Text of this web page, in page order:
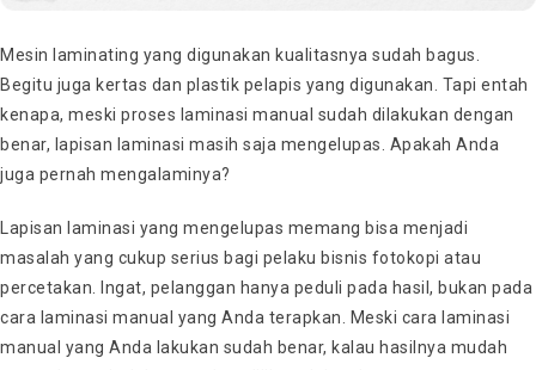
Mesin laminating yang digunakan kualitasnya sudah bagus.
Begitu juga kertas dan plastik pelapis yang digunakan. Tapi entah
kenapa, meski proses laminasi manual sudah dilakukan dengan
benar, lapisan laminasi masih saja mengelupas. Apakah Anda
juga pernah mengalaminya?
Lapisan laminasi yang mengelupas memang bisa menjadi
masalah yang cukup serius bagi pelaku bisnis fotokopi atau
percetakan. Ingat, pelanggan hanya peduli pada hasil, bukan pada
cara laminasi manual yang Anda terapkan. Meski cara laminasi
manual yang Anda lakukan sudah benar, kalau hasilnya mudah